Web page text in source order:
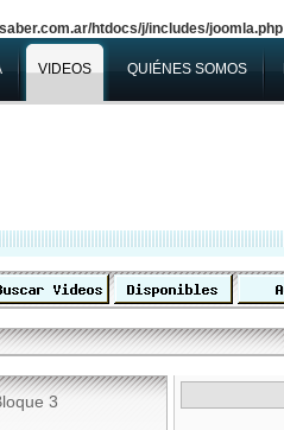
htdocs/j/includes/joomla.php
VIDEOS QUIÉNES SOMOS
3